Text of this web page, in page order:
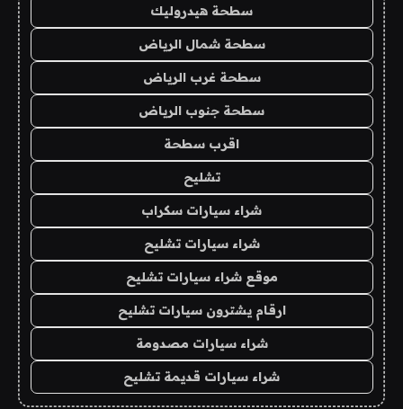
سطحة هيدروليك
سطحة شمال الرياض
سطحة غرب الرياض
سطحة جنوب الرياض
اقرب سطحة
تشليح
شراء سيارات سكراب
شراء سيارات تشليح
موقع شراء سيارات تشليح
ارقام يشترون سيارات تشليح
شراء سيارات مصدومة
شراء سيارات قديمة تشليح